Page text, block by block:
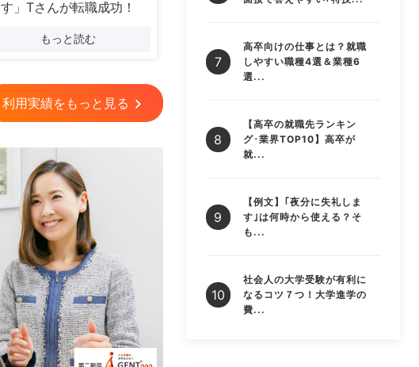
す」Tさんが転職成功！
もっと読む
利用実績をもっと見る
高卒向けの仕事とは？就職
しやすい職種4選＆業種6
選...
【高卒の就職先ランキン
グ･業界TOP10】高卒が
就...
【例文】｢夜分に失礼しま
す｣は何時から使える？そ
も...
社会人の大学受験が有利に
なるコツ７つ！大学進学の
費...